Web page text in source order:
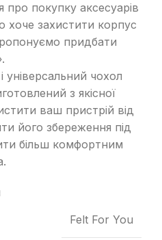
покупку аксесуарів
хоче захистити корпус
придбати
універсальний чохол
з якісної
ваш пристрій від
його збереження під
більш комфортним
Felt For You